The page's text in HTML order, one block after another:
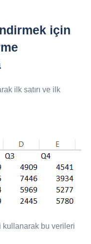
için
ilk satırı ve ilk
bu verileri